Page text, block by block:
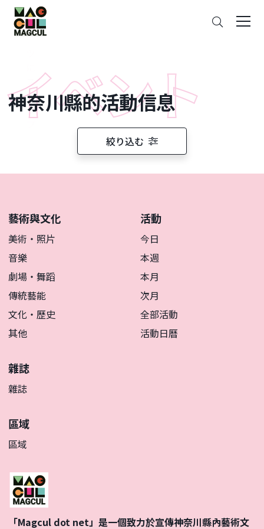
ン
テ
ン
ス
キ
ッ
神奈川縣的活動信息
絞り込む
藝術與文化
美術・照片
音樂
劇場・舞蹈
傳統藝能
文化・歷史
其他
活動
今日
本週
本月
次月
全部活動
活動日曆
雜誌
雜誌
區域
區域
「Magcul dot net」是一個致力於宣傳神奈川縣內藝術文